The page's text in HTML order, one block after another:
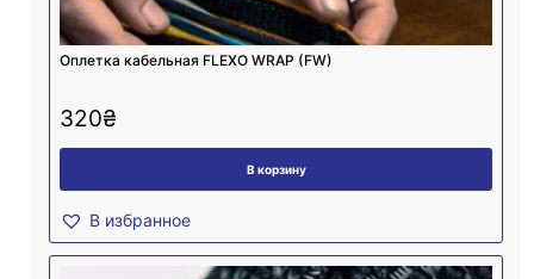
Оплетка кабельная FLEXO WRAP (FW)
320₴
В корзину
В избранное